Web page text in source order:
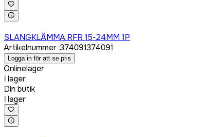
SLANGKLÄMMA RFR 15-24MM 1P
Artikelnummer:374091374091
Logga in för att se pris
Onlinelager
I lager
Din butik
I lager